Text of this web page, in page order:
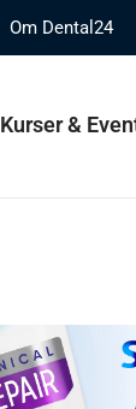
Om Dental24
Kurser &